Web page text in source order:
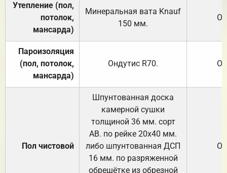
Утепление (пол,
потолок,
мансарда)
Минеральная вата Knauf
150 мм.
Пароизоляция
(пол, потолок,
мансарда)
Ондутис R70.
Пол чистовой
Шпунтованная доска
камерной сушки
толщиной 36 мм. сорт
АВ. по рейке 20х40 мм.
либо шпунтованная ДСП
16 мм. по разряженной
обрешётке из обрезной